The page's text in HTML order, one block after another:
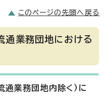
このページの先頭へ戻る
通業務団地における
通業務団地内除く）に